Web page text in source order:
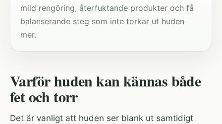
mild rengöring, återfuktande produkter och få
balanserande steg som inte torkar ut huden
mer.
Varför huden kan kännas både
fet och torr
Det är vanligt att huden ser blank ut samtidigt